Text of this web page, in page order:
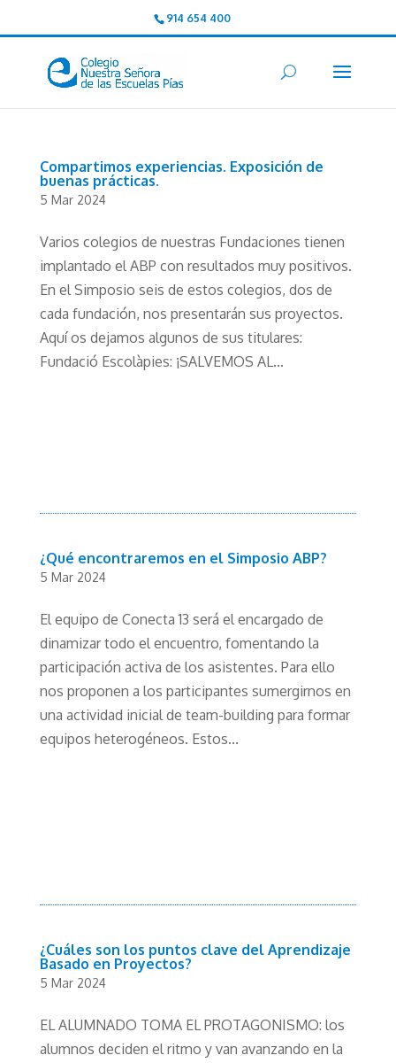
914 654 400
Compartimos experiencias. Exposición de
buenas prácticas.
5 Mar 2024
Varios colegios de nuestras Fundaciones tienen
implantado el ABP con resultados muy positivos.
En el Simposio seis de estos colegios, dos de
cada fundación, nos presentarán sus proyectos.
Aquí os dejamos algunos de sus titulares:
Fundació Escolàpies: ¡SALVEMOS AL...
¿Qué encontraremos en el Simposio ABP?
5 Mar 2024
El equipo de Conecta 13 será el encargado de
dinamizar todo el encuentro, fomentando la
participación activa de los asistentes. Para ello
nos proponen a los participantes sumergirnos en
una actividad inicial de team-building para formar
equipos heterogéneos. Estos...
¿Cuáles son los puntos clave del Aprendizaje
Basado en Proyectos?
5 Mar 2024
EL ALUMNADO TOMA EL PROTAGONISMO: los
alumnos deciden el ritmo y van avanzando en la